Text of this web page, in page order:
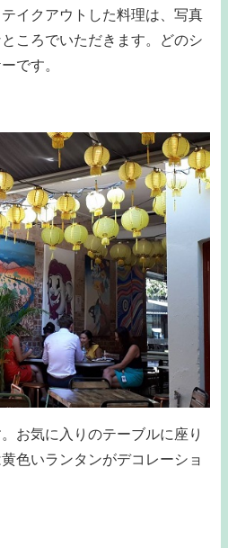
イクアウトした料理は、写真
ころでいただきます。どのシ
です。
お気に入りのテーブルに座り
色いランタンがデコレーショ